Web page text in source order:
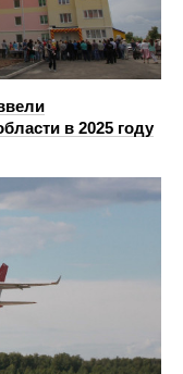
в 2025 году